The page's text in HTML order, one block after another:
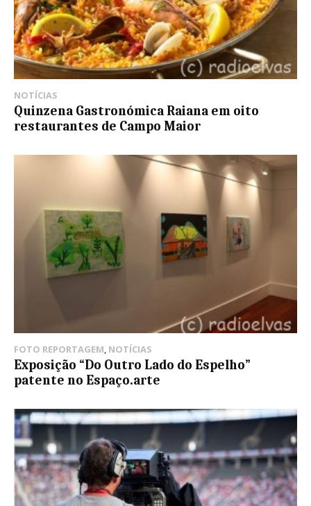
NOTÍCIAS
Quinzena Gastronómica Raiana em oito
restaurantes de Campo Maior
FOTO REPORTAGEM NOTÍCIAS
Exposição “Do Outro Lado do Espelho”
patente no Espaço.arte